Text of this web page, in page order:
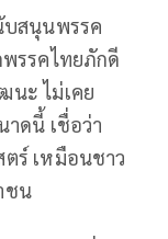
สนุนพรรค
รรคไทยภักดี
นะ ไม่เคย
าดนี้ เชื่อว่า
ร์ เหมือนชาว
ชน